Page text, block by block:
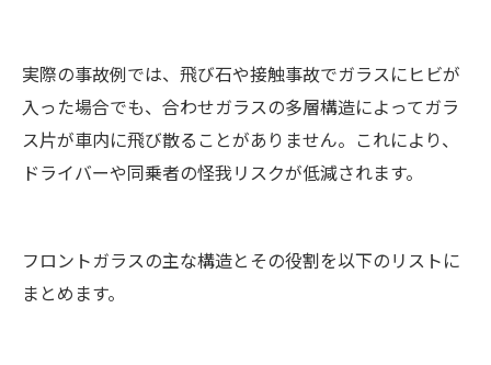
実際の事故例では、飛び石や接触事故でガラスにヒビが
入った場合でも、合わせガラスの多層構造によってガラ
ス片が車内に飛び散ることがありません。これにより、
ドライバーや同乗者の怪我リスクが低減されます。
フロントガラスの主な構造とその役割を以下のリストに
まとめます。